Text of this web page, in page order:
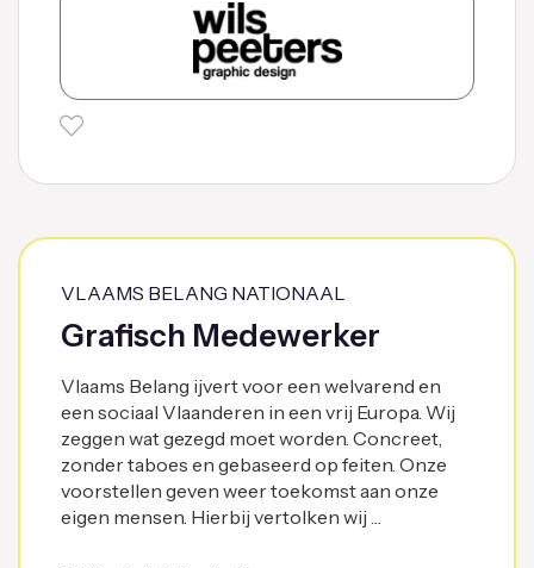
VLAAMS BELANG NATIONAAL
Grafisch Medewerker
Vlaams Belang ijvert voor een welvarend en
een sociaal Vlaanderen in een vrij Europa. Wij
zeggen wat gezegd moet worden. Concreet,
zonder taboes en gebaseerd op feiten. Onze
voorstellen geven weer toekomst aan onze
eigen mensen. Hierbij vertolken wij …